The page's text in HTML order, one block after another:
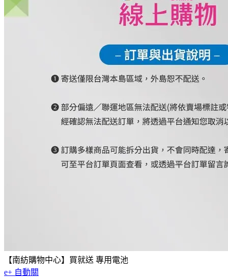
【南紡購物中心】買就送 專用電池
e+ 自動關